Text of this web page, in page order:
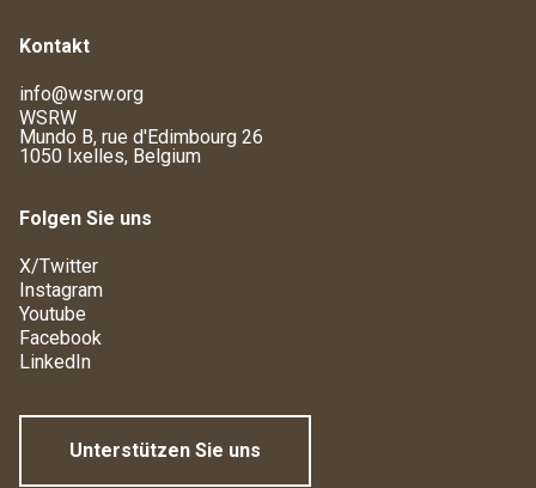
Kontakt
info@wsrw.org
WSRW
Mundo B, rue d'Edimbourg 26
1050 Ixelles, Belgium
Folgen Sie uns
X/Twitter
Instagram
Youtube
Facebook
LinkedIn
Unterstützen Sie uns